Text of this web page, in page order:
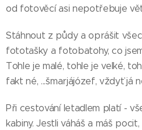
od fotověcí asi nepotřebuje
Stáhnout z půdy a oprášit
fototašky a fotobatohy, co
Tohle je malé, tohle je velké,
fakt né, ...šmarjájózef, vždyť já
Při cestování letadlem platí -
kabiny. Jestli váháš a máš